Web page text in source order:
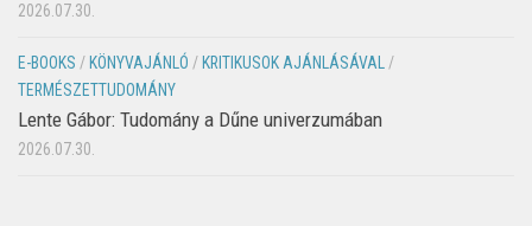
2026.07.30.
E-BOOKS / KÖNYVAJÁNLÓ / KRITIKUSOK AJÁNLÁSÁVAL/
TERMÉSZETTUDOMÁNY
Lente Gábor: Tudomány a Dűne univerzumában
2026.07.30.